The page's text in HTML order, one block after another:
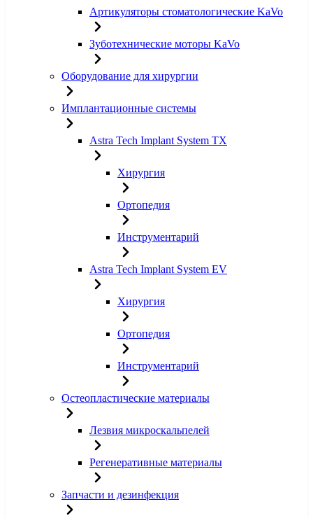
Артикуляторы стоматологические KaVo
Зуботехнические моторы KaVo
Оборудование для хирургии
Имплантационные системы
Astra Tech Implant System TX
Хирургия
Ортопедия
Инструментарий
Astra Tech Implant System EV
Хирургия
Ортопедия
Инструментарий
Остеопластические материалы
Лезвия микроскальпелей
Регенеративные материалы
Запчасти и дезинфекция